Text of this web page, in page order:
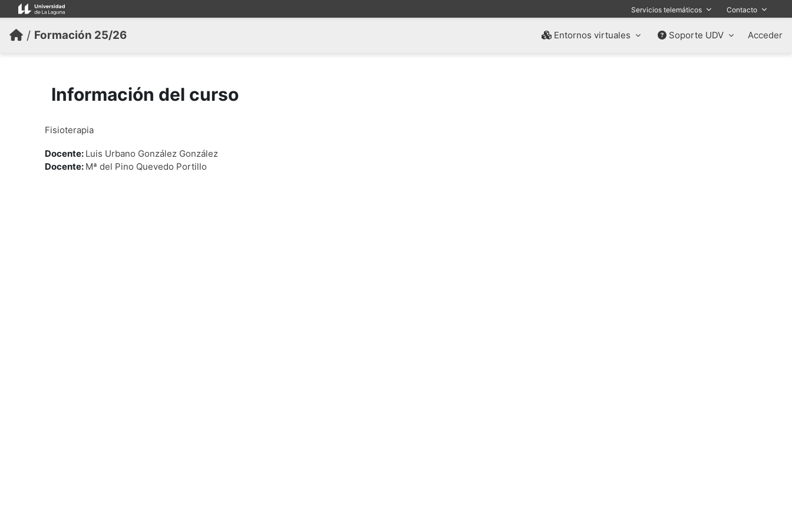
Salta al contenido principal Servicios telemáticos Contacto
/ Formación 25/26 Entornos virtuales Soporte UDV Acceder
Información del curso
Fisioterapia
Docente: Luis Urbano González González
Docente: Mª del Pino Quevedo Portillo